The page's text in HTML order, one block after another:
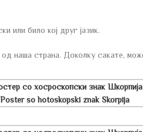
или било кој друг јазик.
наша страна. Доколку сакате,